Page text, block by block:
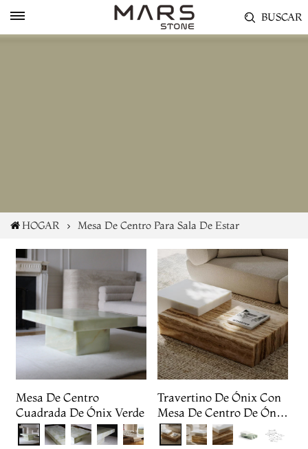
BUSCAR
HOGAR Mesa De Centro Para Sala De Estar
Mesa De Centro
Cuadrada De Ónix Verde
Travertino De Ónix Con
Mesa De Centro De Ónix
Blanco